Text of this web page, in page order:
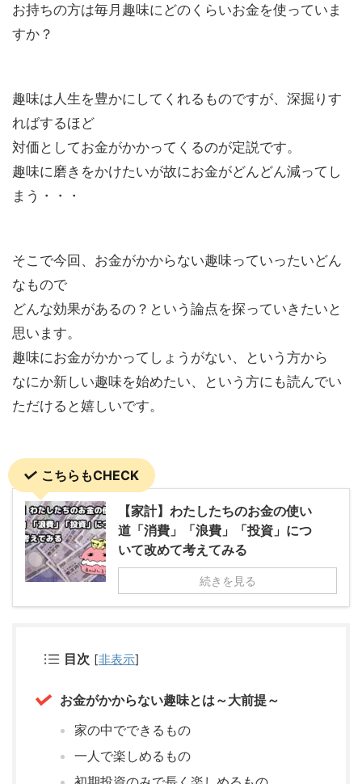
お持ちの方は毎月趣味にどのくらいお金を使っていま
すか？
趣味は人生を豊かにしてくれるものですが、深掘りす
ればするほど
対価としてお金がかかってくるのが定説です。
趣味に磨きをかけたいが故にお金がどんどん減ってし
まう・・・
そこで今回、お金がかからない趣味っていったいどん
なもので
どんな効果があるの？という論点を探っていきたいと
思います。
趣味にお金がかかってしょうがない、という方から
なにか新しい趣味を始めたい、という方にも読んでい
ただけると嬉しいです。
こちらもCHECK
【家計】わたしたちのお金の使い
道「消費」「浪費」「投資」につ
いて改めて考えてみる
続きを見る
目次 [非表示]
お金がかからない趣味とは～大前提～
家の中でできるもの
一人で楽しめるもの